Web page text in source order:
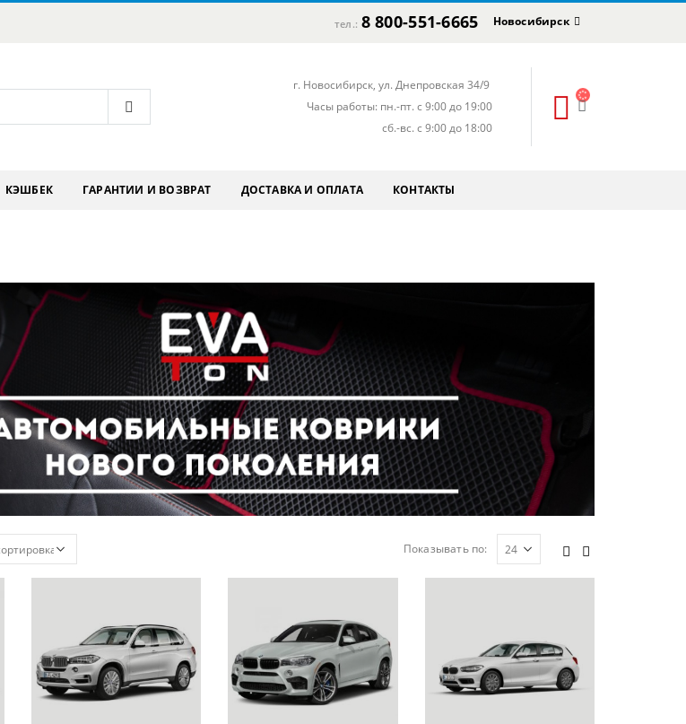
тел.: 8 800-551-6665 Новосибирск
г. Новосибирск, ул. Днепровская 34/9
Часы работы: пн.-пт. с 9:00 до 19:00
сб.-вс. с 9:00 до 18:00
КЭШБЕК ГАРАНТИИ И ВОЗВРАТ ДОСТАВКА И ОПЛАТА КОНТАКТЫ
Показывать по: